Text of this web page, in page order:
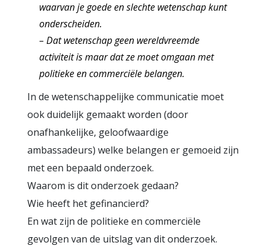
waarvan je goede en slechte wetenschap kunt
onderscheiden.
– Dat wetenschap geen wereldvreemde
activiteit is maar dat ze moet omgaan met
politieke en commerciële belangen.
In de wetenschappelijke communicatie moet
ook duidelijk gemaakt worden (door
onafhankelijke, geloofwaardige
ambassadeurs) welke belangen er gemoeid zijn
met een bepaald onderzoek.
Waarom is dit onderzoek gedaan?
Wie heeft het gefinancierd?
En wat zijn de politieke en commerciële
gevolgen van de uitslag van dit onderzoek.